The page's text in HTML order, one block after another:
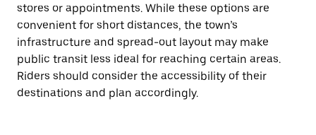
stores or appointments. While these options are
convenient for short distances, the town’s
infrastructure and spread-out layout may make
public transit less ideal for reaching certain areas.
Riders should consider the accessibility of their
destinations and plan accordingly.